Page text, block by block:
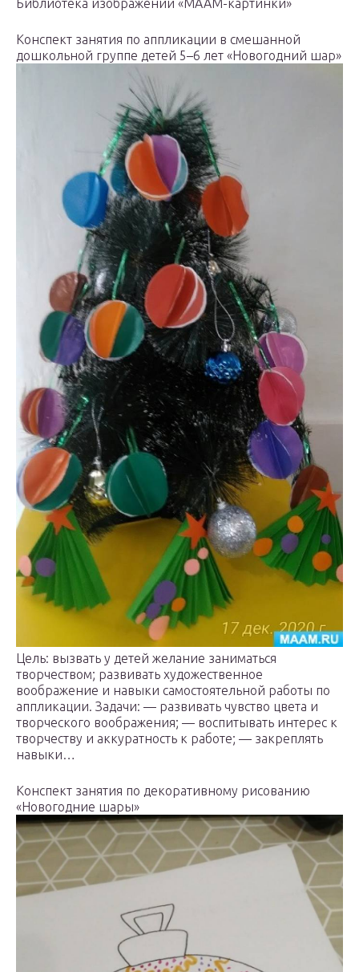
Библиотека изображений «МААМ-картинки»
Конспект занятия по аппликации в смешанной
дошкольной группе детей 5–6 лет «Новогодний шар»
Цель: вызвать у детей желание заниматься
творчеством; развивать художественное
воображение и навыки самостоятельной работы по
аппликации. Задачи: — развивать чувство цвета и
творческого воображения; — воспитывать интерес к
творчеству и аккуратность к работе; — закреплять
навыки…
Конспект занятия по декоративному рисованию
«Новогодние шары»